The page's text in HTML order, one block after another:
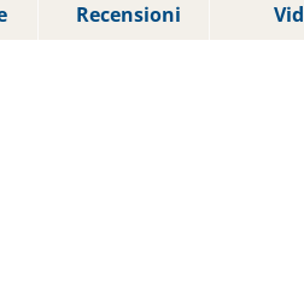
Recensioni